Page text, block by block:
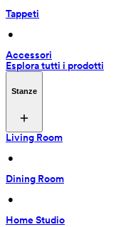
Tappeti
•
Accessori
Esplora tutti i prodotti
Stanze
Living Room
•
Dining Room
•
Home Studio